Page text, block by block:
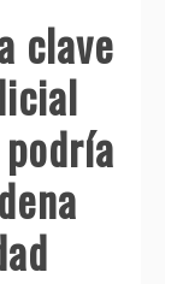
clave